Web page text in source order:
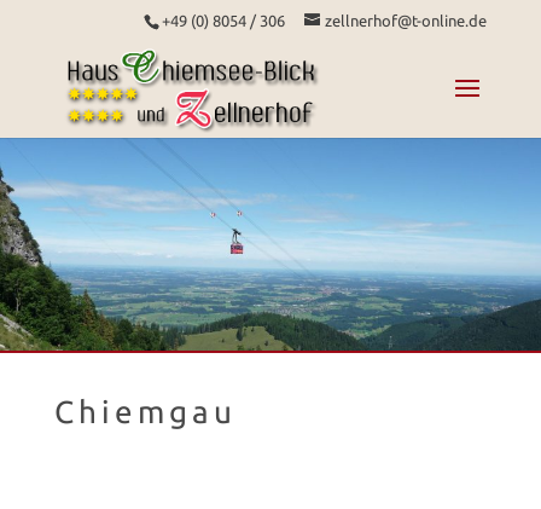
+49 (0) 8054 / 306 zellnerhof@t-online.de
Chiemgau